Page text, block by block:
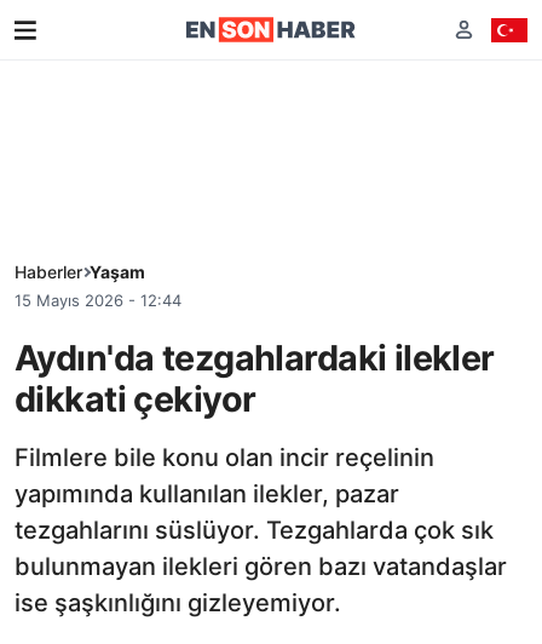
Haberler Yaşam
15 Mayıs 2026 - 12:44
Aydın'da tezgahlardaki ilekler
dikkati çekiyor
Filmlere bile konu olan incir reçelinin
yapımında kullanılan ilekler, pazar
tezgahlarını süslüyor. Tezgahlarda çok sık
bulunmayan ilekleri gören bazı vatandaşlar
ise şaşkınlığını gizleyemiyor.